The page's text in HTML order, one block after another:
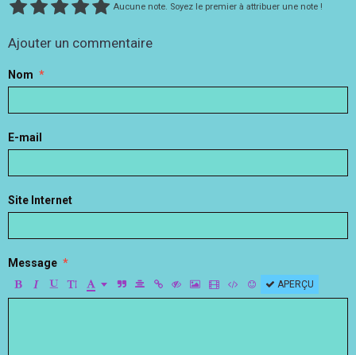
Aucune note. Soyez le premier à attribuer une note !
Ajouter un commentaire
Nom
E-mail
Site Internet
Message
APERÇU